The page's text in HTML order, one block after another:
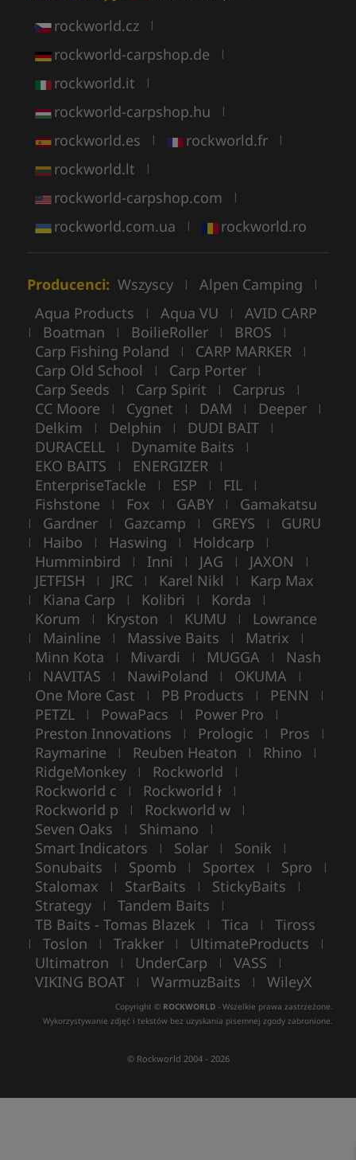
rockworld.cz |
rockworld-carpshop.de |
rockworld.it |
rockworld-carpshop.hu |
rockworld.es | rockworld.fr |
rockworld.lt |
rockworld-carpshop.com |
rockworld.com.ua | rockworld.ro
Producenci: Wszyscy | Alpen Camping |
Aqua Products | Aqua VU | AVID CARP
| Boatman | BoilieRoller | BROS |
Carp Fishing Poland | CARP MARKER |
Carp Old School | Carp Porter |
Carp Seeds | Carp Spirit | Carprus |
CC Moore | Cygnet | DAM | Deeper |
Delkim | Delphin | DUDI BAIT |
DURACELL | Dynamite Baits |
EKO BAITS | ENERGIZER |
EnterpriseTackle | ESP | FIL |
Fishstone | Fox | GABY | Gamakatsu
| Gardner | Gazcamp | GREYS | GURU
| Haibo | Haswing | Holdcarp |
Humminbird | Inni | JAG | JAXON |
JETFISH | JRC | Karel Nikl | Karp Max
| Kiana Carp | Kolibri | Korda |
Korum | Kryston | KUMU | Lowrance
| Mainline | Massive Baits | Matrix |
Minn Kota | Mivardi | MUGGA | Nash
| NAVITAS | NawiPoland | OKUMA |
One More Cast | PB Products | PENN |
PETZL | PowaPacs | Power Pro |
Preston Innovations | Prologic | Pros |
Raymarine | Reuben Heaton | Rhino |
RidgeMonkey | Rockworld |
Rockworld c | Rockworld ł |
Rockworld p | Rockworld w |
Seven Oaks | Shimano |
Smart Indicators | Solar | Sonik |
Sonubaits | Spomb | Sportex | Spro |
Stalomax | StarBaits | StickyBaits |
Strategy | Tandem Baits |
TB Baits - Tomas Blazek | Tica | Tiross
| Toslon | Trakker | UltimateProducts |
Ultimatron | UnderCarp | VASS |
VIKING BOAT | WarmuzBaits | WileyX
Copyright © ROCKWORLD - Wszelkie prawa zastrzeżone.
Wykorzystywanie zdjęć i tekstów bez uzyskania pisemnej zgody zabronione.
© Rockworld 2004 - 2026